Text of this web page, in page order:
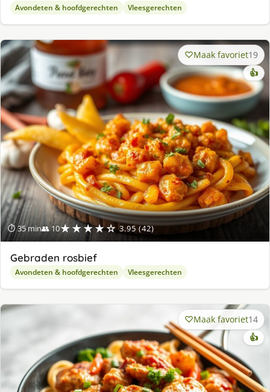
Avondeten & hoofdgerechten Vleesgerechten
⏱ 35 min👥 10★★★★☆ 3.95 (42)
Maak favoriet19
👍
Gebraden rosbief
Avondeten & hoofdgerechten Vleesgerechten
Maak favoriet14
👍